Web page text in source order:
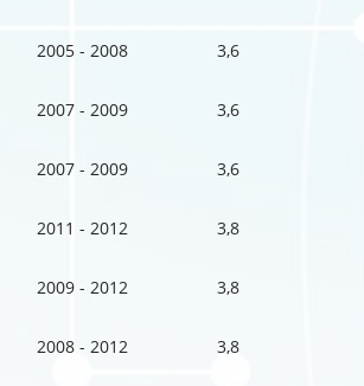
2005 - 2008 3,6
2007 - 2009 3,6
2007 - 2009 3,6
2011 - 2012 3,8
2009 - 2012 3,8
2008 - 2012 3,8